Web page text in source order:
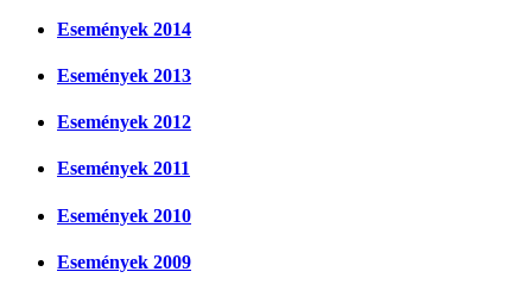
Események 2014
Események 2013
Események 2012
Események 2011
Események 2010
Események 2009